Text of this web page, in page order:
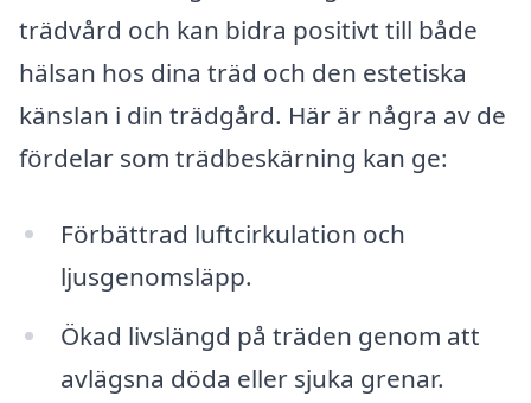
trädvård och kan bidra positivt till både
hälsan hos dina träd och den estetiska
känslan i din trädgård. Här är några av de
fördelar som trädbeskärning kan ge:
Förbättrad luftcirkulation och
ljusgenomsläpp.
Ökad livslängd på träden genom att
avlägsna döda eller sjuka grenar.